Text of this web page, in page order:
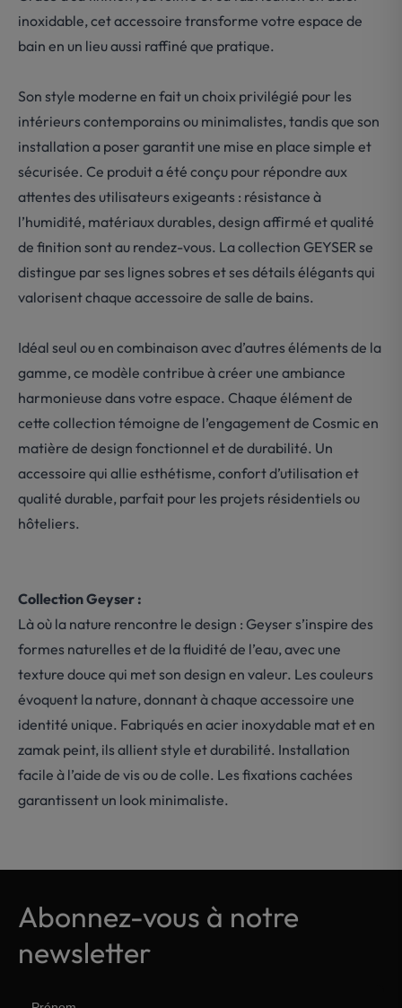
inoxidable, cet accessoire transforme votre espace de
bain en un lieu aussi raffiné que pratique.
Son style moderne en fait un choix privilégié pour les
intérieurs contemporains ou minimalistes, tandis que son
installation a poser garantit une mise en place simple et
sécurisée. Ce produit a été conçu pour répondre aux
attentes des utilisateurs exigeants : résistance à
l’humidité, matériaux durables, design affirmé et qualité
de finition sont au rendez-vous. La collection GEYSER se
distingue par ses lignes sobres et ses détails élégants qui
valorisent chaque accessoire de salle de bains.
Idéal seul ou en combinaison avec d’autres éléments de la
gamme, ce modèle contribue à créer une ambiance
harmonieuse dans votre espace. Chaque élément de
cette collection témoigne de l’engagement de Cosmic en
matière de design fonctionnel et de durabilité. Un
accessoire qui allie esthétisme, confort d’utilisation et
qualité durable, parfait pour les projets résidentiels ou
hôteliers.
Collection Geyser :
Là où la nature rencontre le design : Geyser s’inspire des
formes naturelles et de la fluidité de l’eau, avec une
texture douce qui met son design en valeur. Les couleurs
évoquent la nature, donnant à chaque accessoire une
identité unique. Fabriqués en acier inoxydable mat et en
zamak peint, ils allient style et durabilité. Installation
facile à l’aide de vis ou de colle. Les fixations cachées
garantissent un look minimaliste.
Abonnez-vous à notre
newsletter